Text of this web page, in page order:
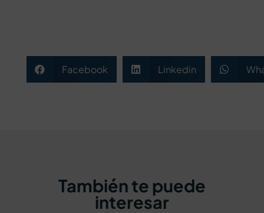
 Facebook  Linkedin 
También te puede
interesar